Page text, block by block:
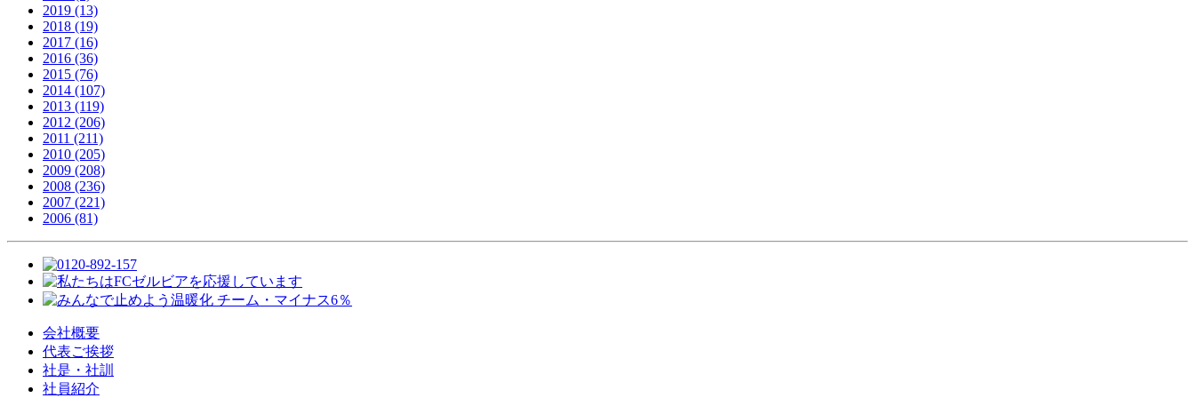
2019 (13)
2018 (19)
2017 (16)
2016 (36)
2015 (76)
2014 (107)
2013 (119)
2012 (206)
2011 (211)
2010 (205)
2009 (208)
2008 (236)
2007 (221)
2006 (81)
会社概要
代表ご挨拶
社是・社訓
社員紹介